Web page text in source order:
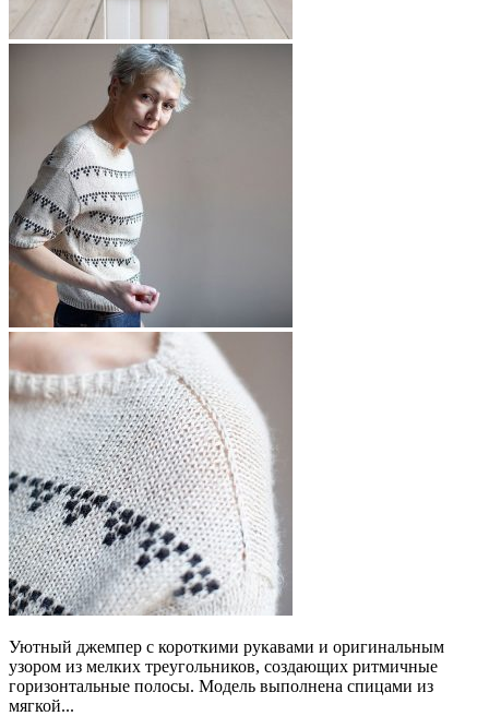
Уютный джемпер с короткими рукавами и оригинальным
узором из мелких треугольников, создающих ритмичные
горизонтальные полосы. Модель выполнена спицами из
мягкой...